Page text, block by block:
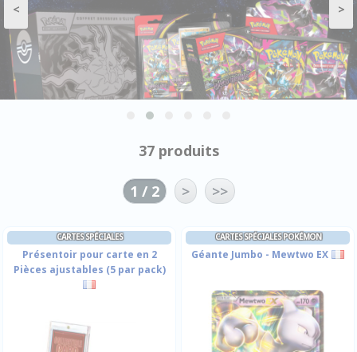
< >
37 produits
1 / 2 > >>
CARTES SPÉCIALES
Présentoir pour carte en 2
Pièces ajustables (5 par pack)
CARTES SPÉCIALES POKÉMON
Géante Jumbo - Mewtwo EX